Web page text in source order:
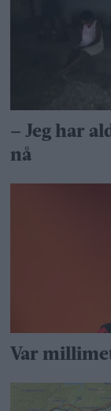
– Jeg har
nå
Var